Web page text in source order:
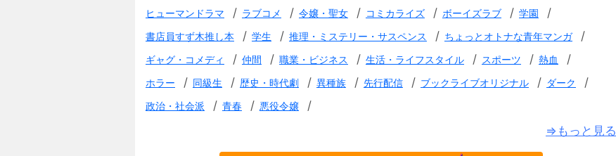
ヒューマンドラマ / ラブコメ / 令嬢・聖女 / コミカライズ / ボーイズラブ / 学園 /
書店員すず木推し本 / 学生 / 推理・ミステリー・サスペンス / ちょっとオトナな青年マンガ /
ギャグ・コメディ / 仲間 / 職業・ビジネス / 生活・ライフスタイル / スポーツ / 熱血 /
ホラー / 同級生 / 歴史・時代劇 / 異種族 / 先行配信 / ブックライブオリジナル / ダーク /
政治・社会派 / 青春 / 悪役令嬢
/
⇒もっと見る